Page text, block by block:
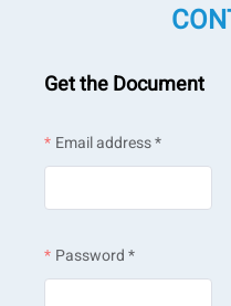
Get the Document
Email address *
Password *